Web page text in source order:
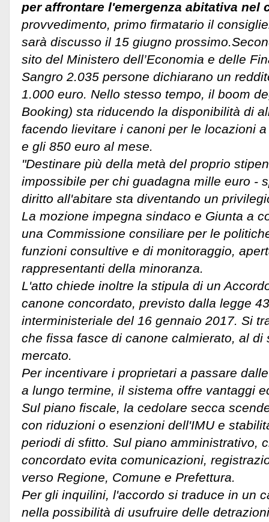
per affrontare l'emergenza abitativa nel
provvedimento, primo firmatario il
sarà discusso il 15 giugno
sito del Ministero dell’Economia e delle
Sangro 2.035 persone dichiarano un
1.000 euro. Nello stesso tempo, il boom
Booking) sta riducendo la disponibilità di
facendo lievitare i canoni per le locazioni
e gli 850 euro al mese.
"Destinare più della metà del proprio
impossibile per chi guadagna mille euro -
diritto all'abitare sta diventando un
La mozione impegna sindaco e Giunta a
una Commissione consiliare per le
funzioni consultive e di monitoraggio,
rappresentanti della minoranza.
L'atto chiede inoltre la stipula di un
canone concordato, previsto dalla legge
interministeriale del 16 gennaio 2017. Si
che fissa fasce di canone calmierato, al di
mercato.
Per incentivare i proprietari a passare
a lungo termine, il sistema offre vantaggi
Sul piano fiscale, la cedolare secca
con riduzioni o esenzioni dell'IMU e
periodi di sfitto. Sul piano amministrativo,
concordato evita comunicazioni,
verso Regione, Comune e Prefettura.
Per gli inquilini, l'accordo si traduce in un
nella possibilità di usufruire delle